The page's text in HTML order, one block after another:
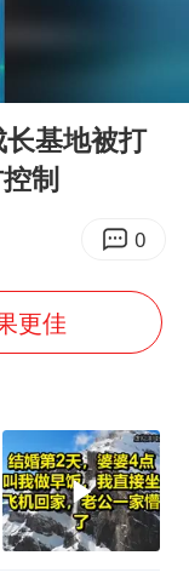
滨vs通辽
或由烟头引起
贯穿浙江
体市民书》
被收150元
几元成本的AI广告导致千万市值蒸发
梁家辉：到内地拍戏不是北上是回归
人民的健康、体质、幸福一脉相承
基地被打
制
0
更佳